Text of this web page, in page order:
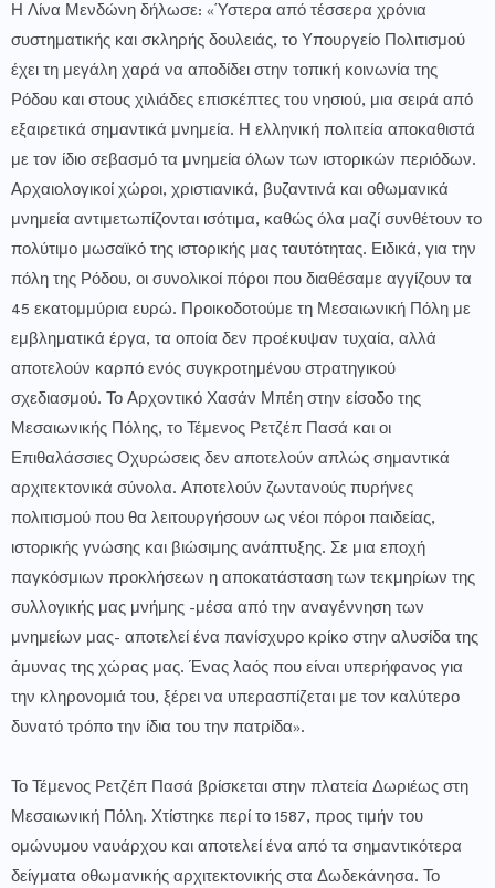
Η Λίνα Μενδώνη δήλωσε: «Ύστερα από τέσσερα χρόνια
συστηματικής και σκληρής δουλειάς, το Υπουργείο Πολιτισμού
έχει τη μεγάλη χαρά να αποδίδει στην τοπική κοινωνία της
Ρόδου και στους χιλιάδες επισκέπτες του νησιού, μια σειρά από
εξαιρετικά σημαντικά μνημεία. Η ελληνική πολιτεία αποκαθιστά
με τον ίδιο σεβασμό τα μνημεία όλων των ιστορικών περιόδων.
Αρχαιολογικοί χώροι, χριστιανικά, βυζαντινά και οθωμανικά
μνημεία αντιμετωπίζονται ισότιμα, καθώς όλα μαζί συνθέτουν το
πολύτιμο μωσαϊκό της ιστορικής μας ταυτότητας. Ειδικά, για την
πόλη της Ρόδου, οι συνολικοί πόροι που διαθέσαμε αγγίζουν τα
45 εκατομμύρια ευρώ. Προικοδοτούμε τη Μεσαιωνική Πόλη με
εμβληματικά έργα, τα οποία δεν προέκυψαν τυχαία, αλλά
αποτελούν καρπό ενός συγκροτημένου στρατηγικού
σχεδιασμού. Το Αρχοντικό Χασάν Μπέη στην είσοδο της
Μεσαιωνικής Πόλης, το Τέμενος Ρετζέπ Πασά και οι
Επιθαλάσσιες Οχυρώσεις δεν αποτελούν απλώς σημαντικά
αρχιτεκτονικά σύνολα. Αποτελούν ζωντανούς πυρήνες
πολιτισμού που θα λειτουργήσουν ως νέοι πόροι παιδείας,
ιστορικής γνώσης και βιώσιμης ανάπτυξης. Σε μια εποχή
παγκόσμιων προκλήσεων η αποκατάσταση των τεκμηρίων της
συλλογικής μας μνήμης -μέσα από την αναγέννηση των
μνημείων μας- αποτελεί ένα πανίσχυρο κρίκο στην αλυσίδα της
άμυνας της χώρας μας. Ένας λαός που είναι υπερήφανος για
την κληρονομιά του, ξέρει να υπερασπίζεται με τον καλύτερο
δυνατό τρόπο την ίδια του την πατρίδα».
Το Τέμενος Ρετζέπ Πασά βρίσκεται στην πλατεία Δωριέως στη
Μεσαιωνική Πόλη. Χτίστηκε περί το 1587, προς τιμήν του
ομώνυμου ναυάρχου και αποτελεί ένα από τα σημαντικότερα
δείγματα οθωμανικής αρχιτεκτονικής στα Δωδεκάνησα. Το